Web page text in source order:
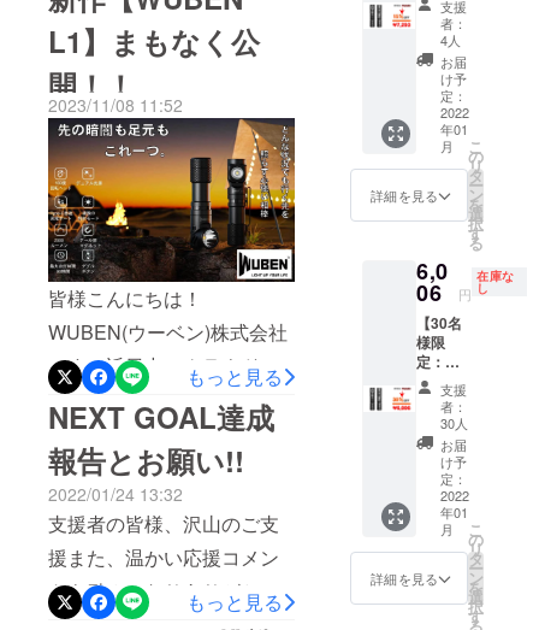
代の懐中電灯です！詳細は
ページをご確認ください！
必ずあなたの役に立ちま
す！!(^^)!数量限定割引をご
用意しております。是非と
もこの機会に【L1】を手に
取って側に置いてくださ
い！よろしくお願い申し上
げます！
fire.jp/projects/view/704783
今までになかったデュアル
光源が同時点灯で使用でき
る最強の懐中電灯！アウト
ドアから災害、緊急時まで
使えるLED懐中電灯【L1】
の登場です！【あったら嬉
しいスペック】を搭載した
高性能、アウトドア、災
害、緊急時、普段使いと
様々な状況に対応する新時
代の懐中電灯です！詳細は
ページをご確認ください！
必ずあなたの役に立ちま
す！!(^^)!数量限定割引をご
用意しております。是非と
もこの機会に【L1】を手に
取って側に置いてくださ
い！よろしくお願い申し上
L1】まもなく公
開！！
2023/11/08 11:52
皆様こんにちは！
WUBEN(ウーベン)株式会社
です。近日中にクラウド
ファンディング
【CAMPFIRE】にて公開決
定しました！！公開日時
は、決まりしだい発表！！
新作【WUBEN L1】!!詳しく
はこちら↓↓↓https://camp-
fire.jp/projects/view/704783
もっと見る
NEXT GOAL達成
報告とお願い!!
2022/01/24 13:32
支援者の皆様、沢山のご支
援また、温かい応援コメン
トも励みになりありがとう
もっと見る
品を提供し
続けていき
15％OF
WUBE
N
D1
× １点
＜一般
販売予
定価格
8,580円
の15%
送料込
【7,293
円 税
込・送
料込】
＜セッ
トの詳
細＞ ・
WUBE
N製フ
ラッ
シュラ
イト
「D1」
ABE34
00T(18
650リチ
支援
者：
4人
お届
け予
定：
2022
年01
月
詳細を見る
こ
の
リ
タ
ー
ン
を
選
択
す
る
6,0
06 円
在庫な
し
【30名
様限
定：早
割
30％OF
WUBE
N
D1
× １点
＜一般
販売予
定価格
8,580円
の 30%
支援
者：
30人
お届
け予
定：
2022
年01
月
詳細を見る
こ
の
リ
タ
ー
ン
を
選
択
す